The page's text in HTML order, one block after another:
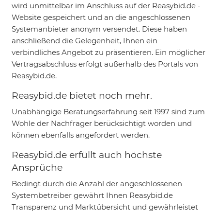
wird unmittelbar im Anschluss auf der Reasybid.de -
Website gespeichert und an die angeschlossenen
Systemanbieter anonym versendet. Diese haben
anschließend die Gelegenheit, Ihnen ein
verbindliches Angebot zu präsentieren. Ein möglicher
Vertragsabschluss erfolgt außerhalb des Portals von
Reasybid.de.
Reasybid.de bietet noch mehr.
Unabhängige Beratungserfahrung seit 1997 sind zum
Wohle der Nachfrager berücksichtigt worden und
können ebenfalls angefordert werden.
Reasybid.de erfüllt auch höchste
Ansprüche
Bedingt durch die Anzahl der angeschlossenen
Systembetreiber gewährt Ihnen Reasybid.de
Transparenz und Marktübersicht und gewährleistet